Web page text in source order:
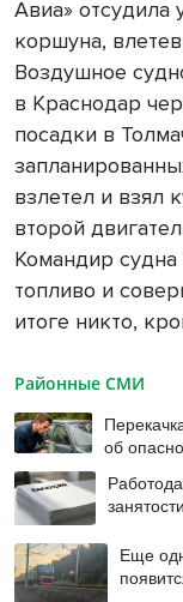
Авиа» отсудила
коршуна,
Воздушное
в Краснодар
посадки в
взлетел и взял
второй
Командир
топливо и
итоге никто,
Районные СМИ
об
Еще